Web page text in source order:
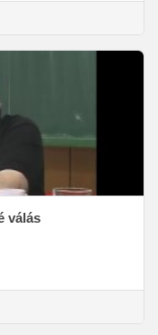
válás